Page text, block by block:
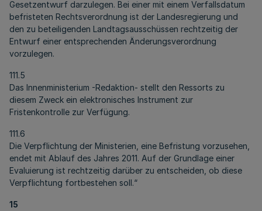
Gesetzentwurf darzulegen. Bei einer mit einem Verfallsdatum
befristeten Rechtsverordnung ist der Landesregierung und
den zu beteiligenden Landtagsausschüssen rechtzeitig der
Entwurf einer entsprechenden Änderungsverordnung
vorzulegen.
111.5
Das Innenministerium -Redaktion- stellt den Ressorts zu
diesem Zweck ein elektronisches Instrument zur
Fristenkontrolle zur Verfügung.
111.6
Die Verpflichtung der Ministerien, eine Befristung vorzusehen,
endet mit Ablauf des Jahres 2011. Auf der Grundlage einer
Evaluierung ist rechtzeitig darüber zu entscheiden, ob diese
Verpflichtung fortbestehen soll.“
15